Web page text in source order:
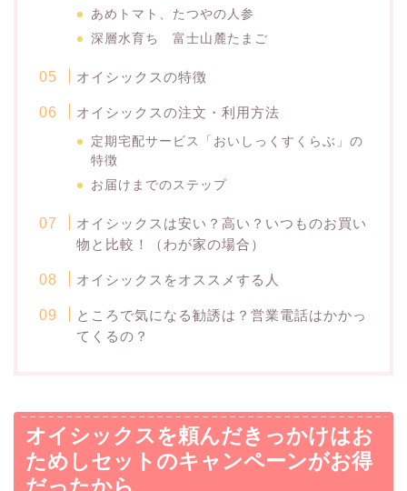
あめトマト、たつやの人参
深層水育ち 富士山麓たまご
オイシックスの特徴
オイシックスの注文・利用方法
定期宅配サービス「おいしっくすくらぶ」の
特徴
お届けまでのステップ
オイシックスは安い？高い？いつものお買い
物と比較！（わが家の場合）
オイシックスをオススメする人
ところで気になる勧誘は？営業電話はかかっ
てくるの？
オイシックスを頼んだきっかけはお
ためしセットのキャンペーンがお得